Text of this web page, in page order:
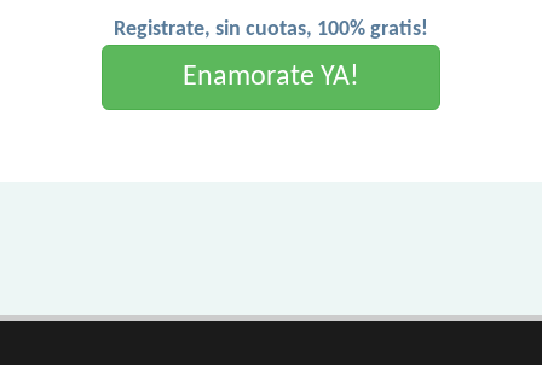
Registrate, sin cuotas, 100% gratis!
Enamorate YA!